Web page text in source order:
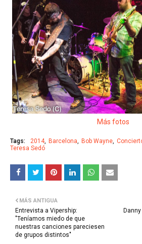
Más fotos
Tags: 2014 Barcelona Bob Wayne
Teresa Sedó
MÁS ANTIGUA
Entrevista a Vipership:
"Teníamos miedo de que
nuestras canciones pareciesen
de grupos distintos"